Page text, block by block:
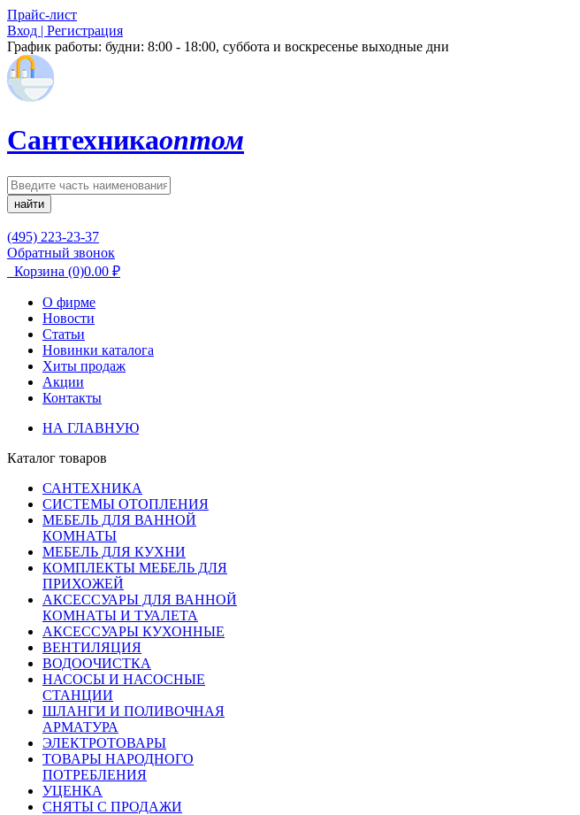
Прайс-лист
Вход | Регистрация
График работы: будни: 8:00 - 18:00, суббота и воскресенье выходные дни
Сантехникаоптом
найти
(495) 223-23-37
Обратный звонок
Корзина (0)0.00 ₽
О фирме
Новости
Статьи
Новинки каталога
Хиты продаж
Акции
Контакты
НА ГЛАВНУЮ
Каталог товаров
САНТЕХНИКА
СИСТЕМЫ ОТОПЛЕНИЯ
МЕБЕЛЬ ДЛЯ ВАННОЙ
КОМНАТЫ
МЕБЕЛЬ ДЛЯ КУХНИ
КОМПЛЕКТЫ МЕБЕЛЬ ДЛЯ
ПРИХОЖЕЙ
АКСЕССУАРЫ ДЛЯ ВАННОЙ
КОМНАТЫ И ТУАЛЕТА
АКСЕССУАРЫ КУХОННЫЕ
ВЕНТИЛЯЦИЯ
ВОДООЧИСТКА
НАСОСЫ И НАСОСНЫЕ
СТАНЦИИ
ШЛАНГИ И ПОЛИВОЧНАЯ
АРМАТУРА
ЭЛЕКТРОТОВАРЫ
ТОВАРЫ НАРОДНОГО
ПОТРЕБЛЕНИЯ
УЦЕНКА
СНЯТЫ С ПРОДАЖИ